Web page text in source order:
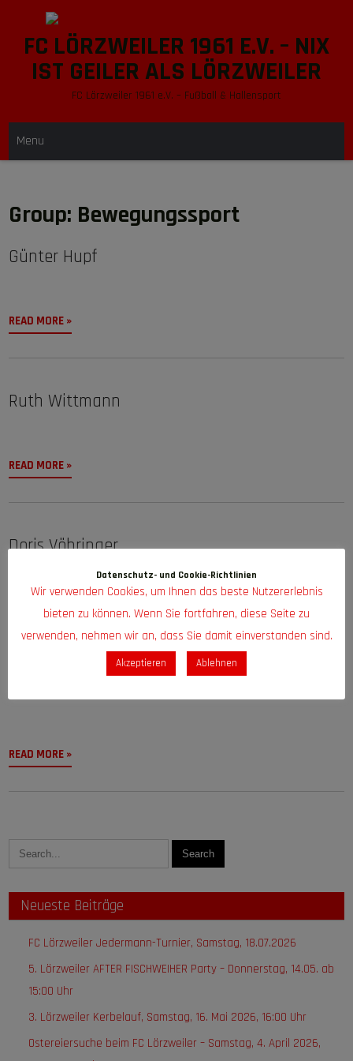
contentFC LÖRZWEILER 1961 E.V. – NIX
IST GEILER ALS LÖRZWEILER
FC Lörzweiler 1961 e.V. – Fußball & Hallensport
Menu
Group: Bewegungssport
Günter Hupf
READ MORE »
Ruth Wittmann
READ MORE »
Doris Vöhringer
READ MORE »
READ MORE »
Neueste Beiträge
FC Lörzweiler Jedermann-Turnier, Samstag, 18.07.2026
5. Lörzweiler AFTER FISCHWEIHER Party – Donnerstag, 14.05. ab
15:00 Uhr
3. Lörzweiler Kerbelauf, Samstag, 16. Mai 2026, 16:00 Uhr
Ostereiersuche beim FC Lörzweiler – Samstag, 4. April 2026,
Datenschutz- und Cookie-Richtlinien
Wir verwenden Cookies, um Ihnen das beste Nutzererlebnis
bieten zu können. Wenn Sie fortfahren, diese Seite zu
verwenden, nehmen wir an, dass Sie damit einverstanden sind.
Akzeptieren Ablehnen